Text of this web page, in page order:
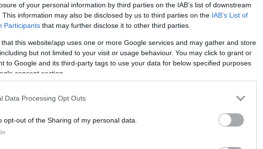
of your personal information by third parties on the IAB’s list of downstream
This information may also be disclosed by us to third parties on the IAB’s List of
Participants that may further disclose it to other third parties.
that this website/app uses one or more Google services and may gather and store
but not limited to your visit or usage behaviour. You may click to grant or
to Google and its third-party tags to use your data for below specified purposes
consent section.
Data Processing Opt Outs
opt-out of the Sharing of my personal data.